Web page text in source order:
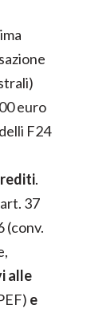
euro
F24
.
37
(conv.
alle
e